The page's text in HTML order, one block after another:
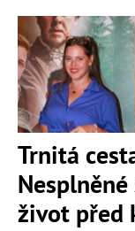
Trnitá
život před